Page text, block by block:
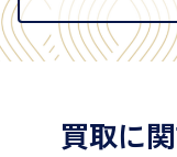
買取に